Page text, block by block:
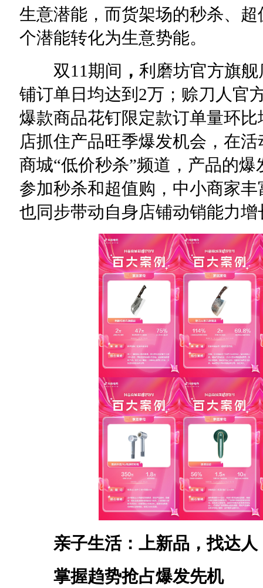
生意潜能，而货架场的秒杀、
个潜能转化为生意势能。
双11期间 ， 利磨坊官方旗
铺订单日均达到2万；赊刀人官
爆款商品花钉限定款订单量环
店抓住产品旺季爆发机会，在
商城“低价秒杀”频道，产品的
参加秒杀和超值购，中小商家
也同步带动自身店铺动销能力
亲子生活：上新品，找达人
掌握趋势抢占爆发先机